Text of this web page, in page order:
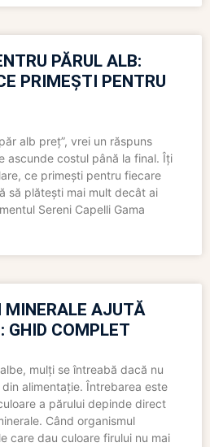
PĂRUL ALB:
PRIMEȘTI PENTRU
alb preț”, vrei un răspuns
ascunde costul până la final. Îți
ce primești pentru fiecare
să plătești mai mult decât ai
Sereni Capelli Gama
MINERALE AJUTĂ
GHID COMPLET
mulți se întreabă dacă nu
alimentație. Întrebarea este
a părului depinde direct
Când organismul
care dau culoare firului nu mai